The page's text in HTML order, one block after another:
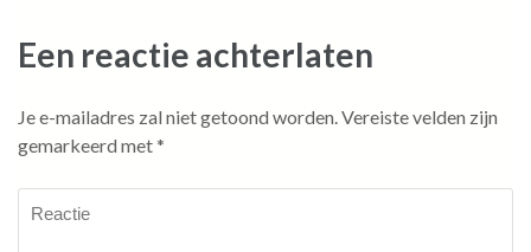
Een reactie achterlaten
Je e-mailadres zal niet getoond worden.Vereiste velden zijn
gemarkeerd met*